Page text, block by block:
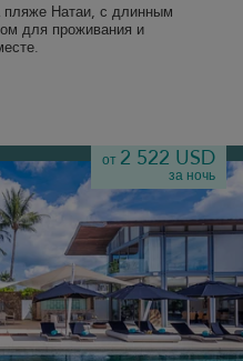
пляже Натаи, с длинным
для проживания и
от 2 522 USD
за ночь